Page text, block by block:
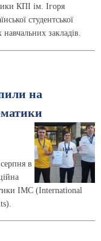
КПІ ім. Ігоря
студентської
закладів.
на
в
IMC (International